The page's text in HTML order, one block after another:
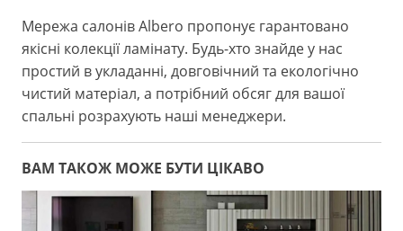
Мережа салонів Albero пропонує гарантовано
якісні колекції ламінату. Будь-хто знайде у нас
простий в укладанні, довговічний та екологічно
чистий матеріал, а потрібний обсяг для вашої
спальні розрахують наші менеджери.
ВАМ ТАКОЖ МОЖЕ БУТИ ЦІКАВО